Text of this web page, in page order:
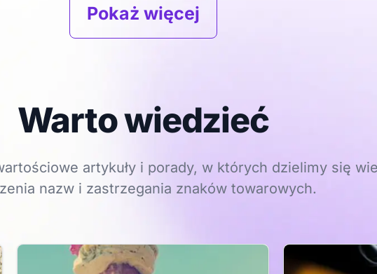
Pokaż więcej
Warto wiedzieć
artykuły i porady, w których dzielimy się
nazw i zastrzegania znaków towarowych.